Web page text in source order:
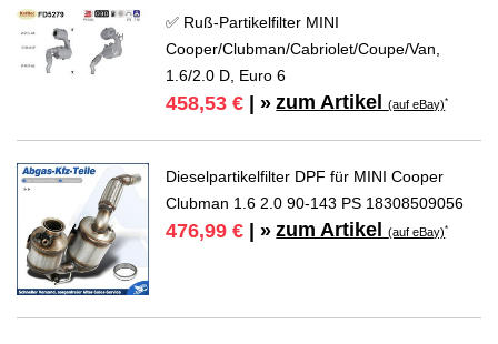
✅ Ruß-Partikelfilter MINI
Cooper/Clubman/Cabriolet/Coupe/Van,
1.6/2.0 D, Euro 6
458,53 € | » zum Artikel(auf eBay)*
Dieselpartikelfilter DPF für MINI Cooper
Clubman 1.6 2.0 90-143 PS 18308509056
476,99 € | » zum Artikel(auf eBay)*